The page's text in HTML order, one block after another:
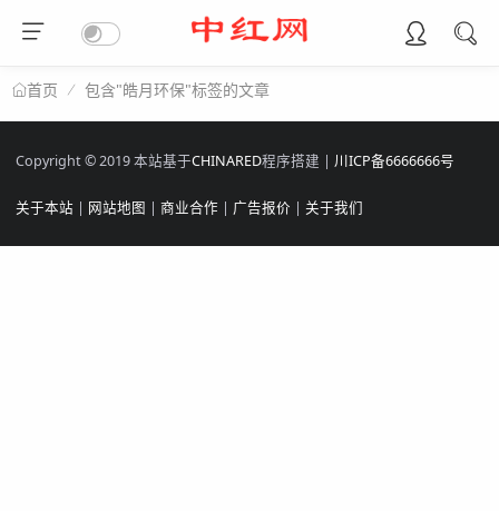
首页 包含"皓月环保"标签的文章
Copyright © 2019 本站基于CHINARED程序搭建 | 川ICP备6666666号
关于本站 | 网站地图 | 商业合作 | 广告报价 | 关于我们